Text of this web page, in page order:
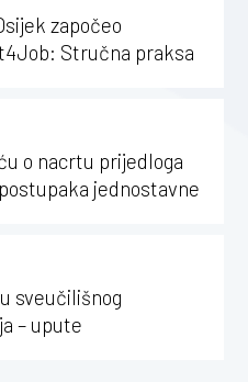
započeo
Stručna praksa
o nacrtu prijedloga
jednostavne
sveučilišnog
– upute